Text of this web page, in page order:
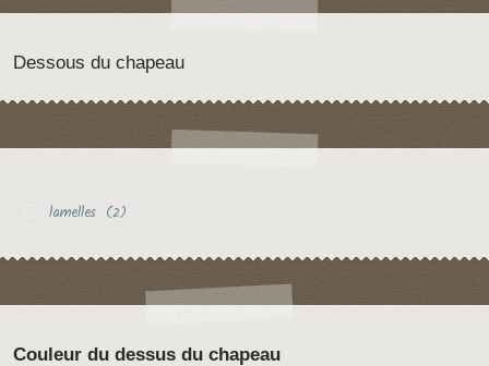
Dessous du chapeau
lamelles (2)
Couleur du dessus du chapeau